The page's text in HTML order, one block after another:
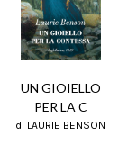
UN GIOIELLO
PER LA C
di LAURIE BENSON